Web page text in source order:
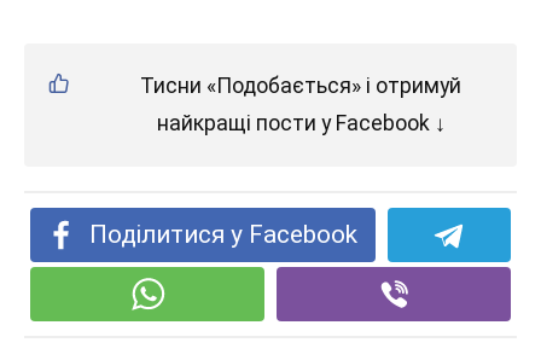
Тисни «Подобається» і отримуй
найкращі пости у Facebook ↓
Поділитися у Facebook